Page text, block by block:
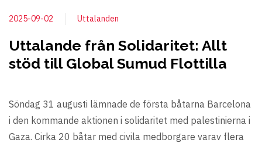
2025-09-02 Uttalanden
Uttalande från Solidaritet: Allt
stöd till Global Sumud Flottilla
Söndag 31 augusti lämnade de första båtarna Barcelona
i den kommande aktionen i solidaritet med palestinierna i
Gaza. Cirka 20 båtar med civila medborgare varav flera